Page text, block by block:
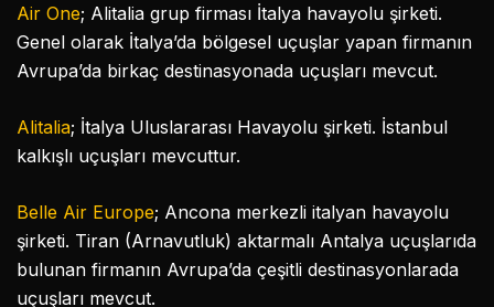
Air One; Alitalia grup firması İtalya havayolu şirketi.
Genel olarak İtalya’da bölgesel uçuşlar yapan firmanın
Avrupa’da birkaç destinasyonada uçuşları mevcut.
Alitalia; İtalya Uluslararası Havayolu şirketi. İstanbul
kalkışlı uçuşları mevcuttur.
Belle Air Europe; Ancona merkezli italyan havayolu
şirketi. Tiran (Arnavutluk) aktarmalı Antalya uçuşlarıda
bulunan firmanın Avrupa’da çeşitli destinasyonlarada
uçuşları mevcut.